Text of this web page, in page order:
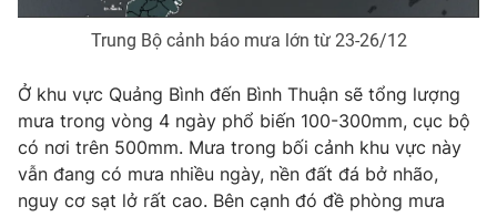
Thị trường
Lịch phát sóng
Chuyên mục khác
Emagazine Podcast
Photo Infographic
Trung Bộ cảnh báo mưa lớn từ 23-26/12
Ở khu vực Quảng Bình đến Bình Thuận sẽ tổng lượng
mưa trong vòng 4 ngày phổ biến 100-300mm, cục bộ
có nơi trên 500mm. Mưa trong bối cảnh khu vực này
vẫn đang có mưa nhiều ngày, nền đất đá bở nhão,
nguy cơ sạt lở rất cao. Bên cạnh đó đề phòng mưa